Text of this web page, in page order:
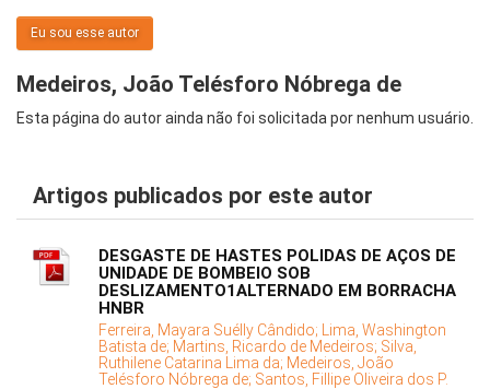
Eu sou esse autor
Medeiros, João Telésforo Nóbrega de
Esta página do autor ainda não foi solicitada por nenhum usuário.
Artigos publicados por este autor
DESGASTE DE HASTES POLIDAS DE AÇOS DE
UNIDADE DE BOMBEIO SOB
DESLIZAMENTO1ALTERNADO EM BORRACHA
HNBR
Ferreira, Mayara Suélly Cândido; Lima, Washington
Batista de; Martins, Ricardo de Medeiros; Silva,
Ruthilene Catarina Lima da; Medeiros, João
Telésforo Nóbrega de; Santos, Fillipe Oliveira dos P.